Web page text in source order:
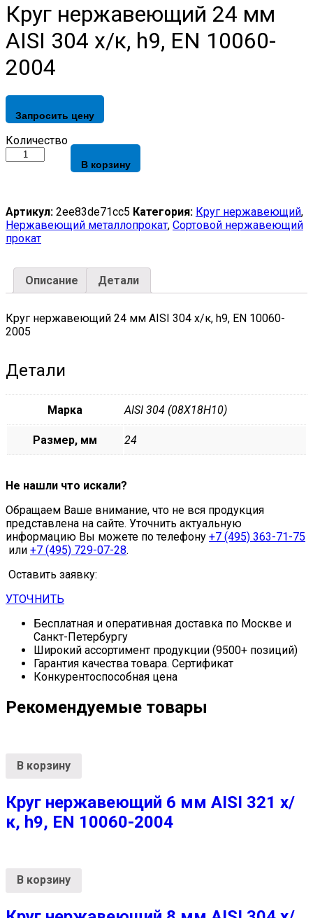
Круг нержавеющий 24 мм
AISI 304 х/к, h9, EN 10060-
2004
Запросить цену
Круг
нержавеющий
304
х/
к,
h9,
10060-
2004
Количество
В корзину
Артикул: 2ee83de71cc5 Категория: Круг нержавеющий,
Нержавеющий металлопрокат, Сортовой нержавеющий
прокат
Описание Детали
Круг нержавеющий 24 мм AISI 304 х/к, h9, EN 10060-
2005
Детали
Марка AISI 304 (08Х18Н10)
Размер, мм 24
Не нашли что искали?
Обращаем Ваше внимание, что не вся продукция
представлена на сайте. Уточнить актуальную
информацию Вы можете по телефону +7 (495) 363-71-75
или +7 (495) 729-07-28.
Оставить заявку:
УТОЧНИТЬ
Бесплатная и оперативная доставка по Москве и
Санкт-Петербургу
Широкий ассортимент продукции (9500+ позиций)
Гарантия качества товара. Сертификат
Конкурентоспособная цена
Рекомендуемые товары
В корзину
Круг нержавеющий 6 мм AISI 321 х/
к, h9, EN 10060-2004
В корзину